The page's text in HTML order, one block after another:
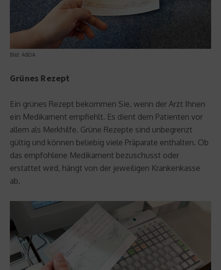
Bild: ABDA
Grünes Rezept
Ein grünes Rezept bekommen Sie, wenn der Arzt Ihnen
ein Medikament empfiehlt. Es dient dem Patienten vor
allem als Merkhilfe. Grüne Rezepte sind unbegrenzt
gültig und können beliebig viele Präparate enthalten. Ob
das empfohlene Medikament bezuschusst oder
erstattet wird, hängt von der jeweiligen Krankenkasse
ab.